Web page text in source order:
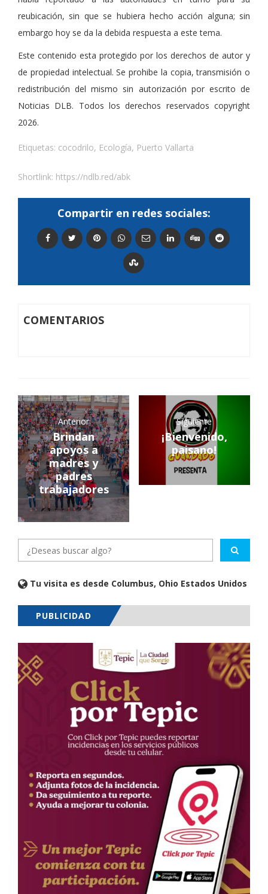
reubicación, sin que se hubiera hecho acción alguna; sin
embargo hoy se da la debida respuesta a este tema.
Este contenido esta protegido por los derechos de autor y
de propiedad intelectual. Se prohibe la copia, transmisión o
redistribución del mismo sin autorización por escrito de
Noticias DLB. Todos los derechos reservados copyright
2026.
Etiquetas: cocodrilo, Ecología, Puerto Vallarta
Shortlink: https://ndlb.red/abk
Compartir en redes sociales:
COMENTARIOS
Anterior
Brindan
apoyos a
madres y
padres
trabajadores
Siguiente
¡Bienvenido,
paisano!
Tu visita es desde Columbus, Ohio Estados Unidos
PUBLICIDAD